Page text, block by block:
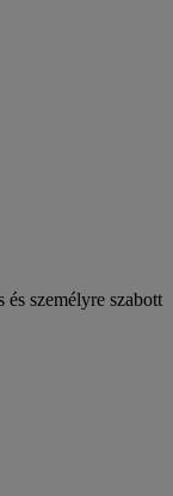
személyre szabott